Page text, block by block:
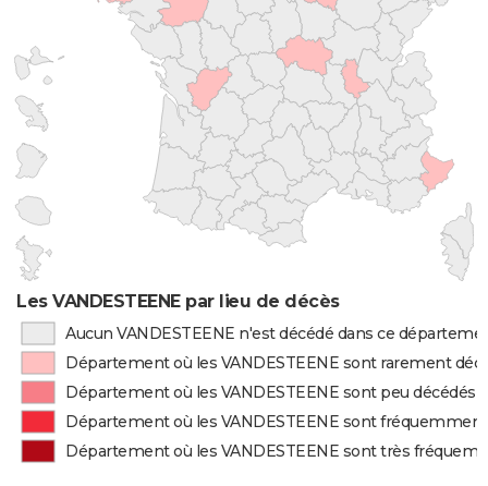
Les VANDESTEENE par lieu de décès
Aucun VANDESTEENE n'est décédé dans ce
Département où les VANDESTEENE sont rarement
Département où les VANDESTEENE sont peu décédés
Département où les VANDESTEENE sont
Département où les VANDESTEENE sont très